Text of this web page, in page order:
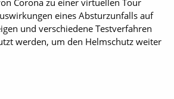
eines Absturzunfalls auf
und verschiedene Testverfahren
werden, um den Helmschutz weiter